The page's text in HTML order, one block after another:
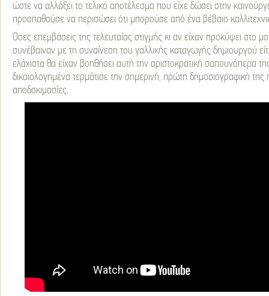
ώστε να αλλάξει το τελικό αποτέλεσμα που είχε δώσει στην
προσπαθούσε να περισώσει ότι μπορούσε από ένα βέβαιο
Όσες επεμβάσεις της τελευταίας στιγμής κι αν είχαν προκύψει στο
συνέβαιναν με τη συναίνεση του γαλλικής καταγωγής δημιουργού
ελάχιστα θα είχαν βοηθήσει αυτή την αριστοκρατική σαπουνόπερα
δικαιολογημένα τερμάτισε την σημερινή, πρώτη δημοσιογραφική
αποδοκιμασίες.